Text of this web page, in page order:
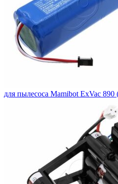
для пылесоса Mamibot ExVac